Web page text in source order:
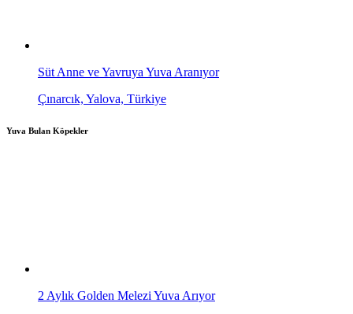
Süt Anne ve Yavruya Yuva Aranıyor
Çınarcık, Yalova, Türkiye
Yuva Bulan Köpekler
2 Aylık Golden Melezi Yuva Arıyor